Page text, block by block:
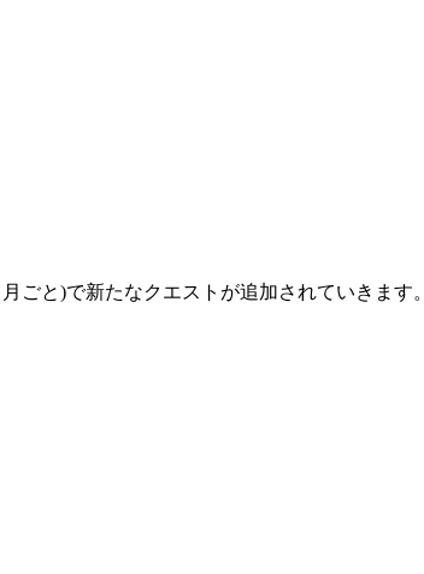
ごと)で新たなクエストが追加されていきます。